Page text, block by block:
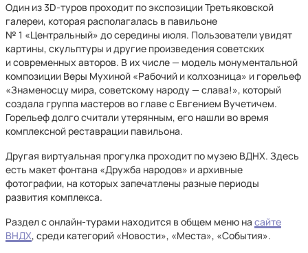
Один из 3D-туров проходит по экспозиции Третьяковской
галереи, которая располагалась в павильоне
№ 1 «Центральный» до середины июля. Пользователи увидят
картины, скульптуры и другие произведения советских
и современных авторов. В их числе — модель монументальной
композиции Веры Мухиной «Рабочий и колхозница» и горельеф
«Знаменосцу мира, советскому народу — слава!», который
создала группа мастеров во главе с Евгением Вучетичем.
Горельеф долго считали утерянным, его нашли во время
комплексной реставрации павильона.
Другая виртуальная прогулка проходит по музею ВДНХ. Здесь
есть макет фонтана «Дружба народов» и архивные
фотографии, на которых запечатлены разные периоды
развития комплекса.
Раздел с онлайн-турами находится в общем меню на сайте
ВНДХ, среди категорий «Новости», «Места», «События».